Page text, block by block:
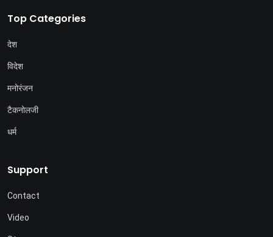
Top Categories
देश
विदेश
मनोरंजन
टैकनोलजी
धर्म
Support
Contact
Video